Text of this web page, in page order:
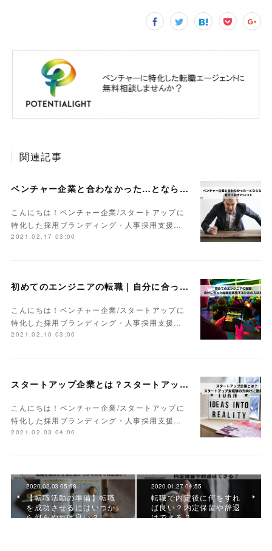
関連記事
ベンチャー企業と合わなかった…とならないために覚えておきたいコト
こんにちは！ベンチャー企業/スタートアップに
特化した採用ブランディング・人事採用支援…
2021.02.17 03:00
初めてのエンジニアの転職｜自分に合った転職を実現するための方法とは
こんにちは！ベンチャー企業/スタートアップに
特化した採用ブランディング・人事採用支援…
2021.02.10 03:00
スタートアップ企業とは？スタートアップ未経験の方向けに徹底解説
こんにちは！ベンチャー企業/スタートアップに
特化した採用ブランディング・人事採用支援…
2021.02.03 04:00
2020.02.03 05:08
【転職活動の準備】転職
を成功させるにはいつか
ら何をやれば良い？
2020.01.27 04:55
転職で内定後に何をすれ
ば良い？内定保留や辞退
はできる？